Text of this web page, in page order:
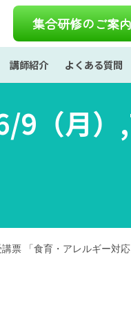
集合研修のご案内
講師紹介 よくある質問
（月）
票 「食育・アレルギー対